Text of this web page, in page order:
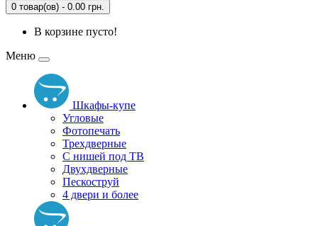
0 товар(ов) - 0.00 грн.
В корзине пусто!
Меню
Шкафы-купе
Угловые
Фотопечать
Трехдверные
С нишей под ТВ
Двухдверные
Пескоструй
4 двери и более